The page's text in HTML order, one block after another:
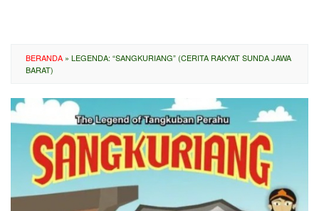
BERANDA » LEGENDA: “SANGKURIANG” (CERITA RAKYAT SUNDA JAWA
BARAT)